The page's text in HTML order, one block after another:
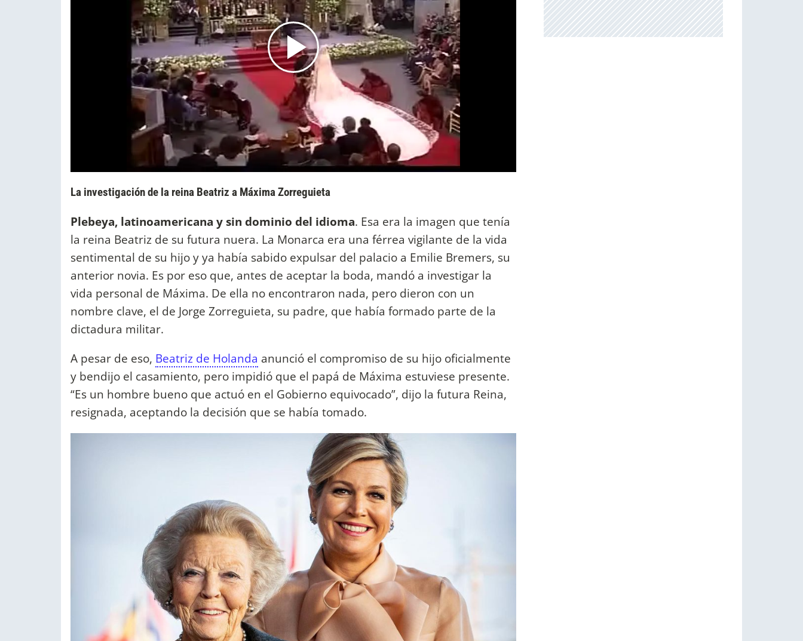
La investigación de la reina Beatriz a Máxima Zorreguieta
Plebeya, latinoamericana y sin dominio del idioma. Esa era la imagen que tenía
la reina Beatriz de su futura nuera. La Monarca era una férrea vigilante de la vida
sentimental de su hijo y ya había sabido expulsar del palacio a Emilie Bremers, su
anterior novia. Es por eso que, antes de aceptar la boda, mandó a investigar la
vida personal de Máxima. De ella no encontraron nada, pero dieron con un
nombre clave, el de Jorge Zorreguieta, su padre, que había formado parte de la
dictadura militar.
A pesar de eso, Beatriz de Holanda anunció el compromiso de su hijo oficialmente
y bendijo el casamiento, pero impidió que el papá de Máxima estuviese presente.
“Es un hombre bueno que actuó en el Gobierno equivocado”, dijo la futura Reina,
resignada, aceptando la decisión que se había tomado.